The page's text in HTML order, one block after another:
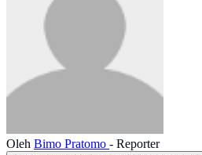
Oleh Bimo Pratomo - Reporter